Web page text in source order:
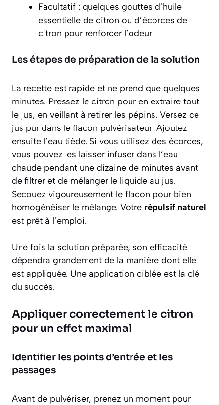
Facultatif : quelques gouttes d’huile
essentielle de citron ou d’écorces de
citron pour renforcer l’odeur.
Les étapes de préparation de la solution
La recette est rapide et ne prend que quelques
minutes. Pressez le citron pour en extraire tout
le jus, en veillant à retirer les pépins. Versez ce
jus pur dans le flacon pulvérisateur. Ajoutez
ensuite l’eau tiède. Si vous utilisez des écorces,
vous pouvez les laisser infuser dans l’eau
chaude pendant une dizaine de minutes avant
de filtrer et de mélanger le liquide au jus.
Secouez vigoureusement le flacon pour bien
homogénéiser le mélange. Votre répulsif naturel
est prêt à l’emploi.
Une fois la solution préparée, son efficacité
dépendra grandement de la manière dont elle
est appliquée. Une application ciblée est la clé
du succès.
Appliquer correctement le citron
pour un effet maximal
Identifier les points d’entrée et les
passages
Avant de pulvériser, prenez un moment pour